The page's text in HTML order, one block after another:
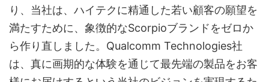
り、当社は、ハイテクに精通した若い顧客の願望を
満たすために、象徴的なScorpioブランドをゼロか
ら作り直しました。Qualcomm Technologies社
は、真に画期的な体験を通じて最先端の製品をお客